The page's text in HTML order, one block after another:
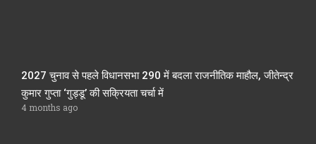
2027 चुनाव से पहले विधानसभा 290 में बदला राजनीतिक माहौल, जीतेन्द्र
कुमार गुप्ता ‘गुड्डू’ की सक्रियता चर्चा में
4 months ago